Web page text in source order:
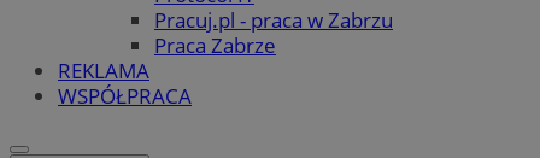
Pracuj.pl - praca w Zabrzu
Praca Zabrze
REKLAMA
WSPÓŁPRACA